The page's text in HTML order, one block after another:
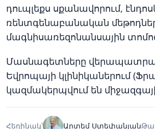
դուպլեքս սքանավորում,
ռենտգենաբանական
մագնիսառեզոնանսային
Մասնագետները
Եվրոպայի կլինիկաներում
կազմակերպվում են
Հեղինակ՝ Արտեմ Ստեփանյան